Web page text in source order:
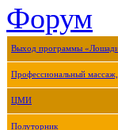
Форум
Выход программы
Профессиональный
ЦМИ
Полуторник